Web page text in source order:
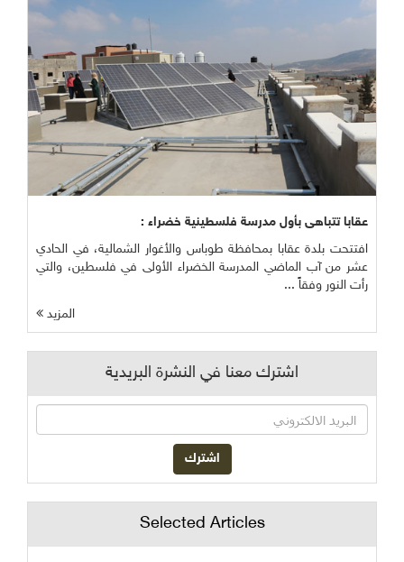
عقابا تتباهى بأول مدرسة فلسطينية خضراء :
افتتحت بلدة عقابا بمحافظة طوباس والأغوار الشمالية، في الحادي
عشر من آب الماضي المدرسة الخضراء الأولى في فلسطين، والتي
رأت النور وفقاً ...
المزيد
اشترك معنا في النشرة البريدية
Selected Articles